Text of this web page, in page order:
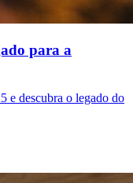
para a
e descubra o legado do